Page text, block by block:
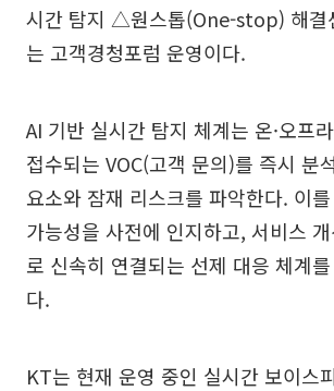
시간 탐지 △원스톱(One-stop) 해
는 고객경청포럼 운영이다.
AI 기반 실시간 탐지 체계는 온·오프
접수되는 VOC(고객 문의)를 즉시 분
요소와 잠재 리스크를 파악한다. 이
가능성을 사전에 인지하고, 서비스
로 신속히 연결되는 선제 대응 체계
다.
KT는 현재 운영 중인 실시간 보이스